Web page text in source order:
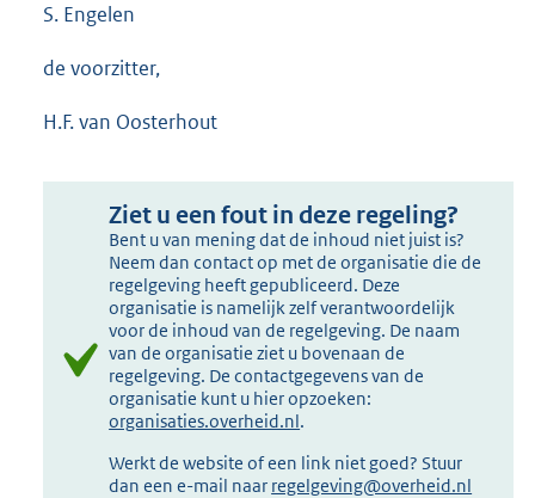
S. Engelen
de voorzitter,
H.F. van Oosterhout
Ziet u een fout in deze regeling?
Bent u van mening dat de inhoud niet juist is?
Neem dan contact op met de organisatie die de
regelgeving heeft gepubliceerd. Deze
organisatie is namelijk zelf verantwoordelijk
voor de inhoud van de regelgeving. De naam
van de organisatie ziet u bovenaan de
regelgeving. De contactgegevens van de
organisatie kunt u hier opzoeken:
organisaties.overheid.nl.
Werkt de website of een link niet goed? Stuur
dan een e-mail naar regelgeving@overheid.nl